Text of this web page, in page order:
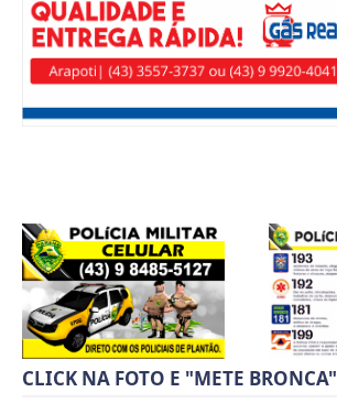
CLICK NA FOTO E "METE BRONCA"